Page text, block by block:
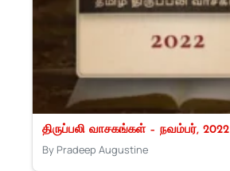
திருப்பலி வாசகங்கள் – நவம்பர், 2022
By Pradeep Augustine